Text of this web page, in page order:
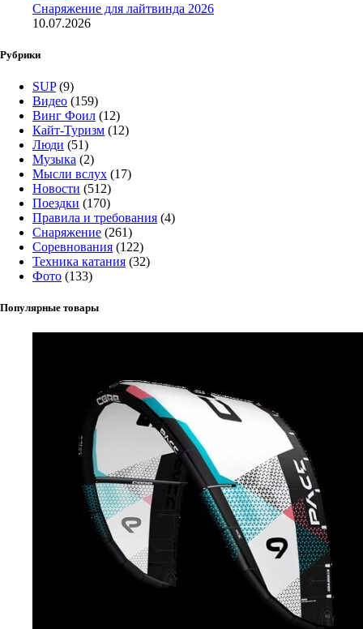
Снаряжение для лайтвинда 2026
10.07.2026
Рубрики
SUP(9)
Видео (159)
Винг Фоил (12)
Кайт-Туризм (12)
Люди (51)
Музыка (2)
Мысли вслух (17)
Новости (512)
Поездки (170)
Правила и требования (4)
Снаряжение (261)
Соревнования (122)
Техника катания (32)
Фото (133)
Популярные товары